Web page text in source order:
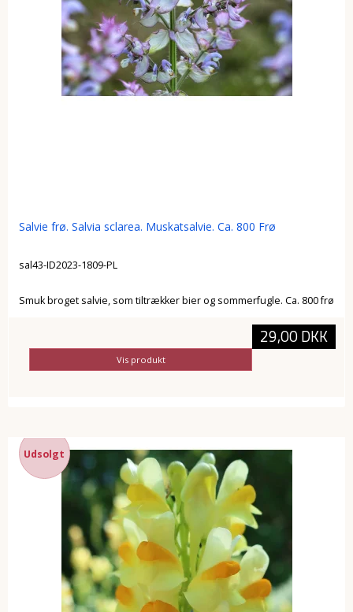
Salvie frø. Salvia sclarea. Muskatsalvie. Ca. 800 Frø
sal43-ID2023-1809-PL
Smuk broget salvie, som tiltrækker bier og sommerfugle. Ca. 800 frø
29,00 DKK
Vis produkt
Udsolgt